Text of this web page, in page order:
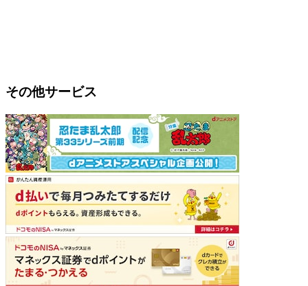
その他サービス